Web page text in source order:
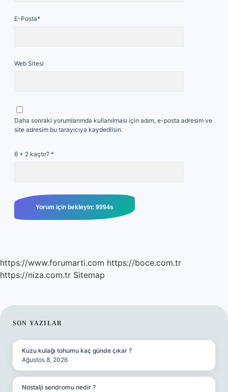
E-Posta*
Web Sitesi
Daha sonraki yorumlarımda kullanılması için adım, e-posta adresim ve
site adresim bu tarayıcıya kaydedilsin.
6 + 2 kaçtır? *
https://www.forumarti.com https://boce.com.tr
https://niza.com.tr Sitemap
SIDEBAR
SON YAZILAR
Kuzu kulağı tohumu kaç günde çıkar ?
Ağustos 8, 2026
Nostalji sendromu nedir ?